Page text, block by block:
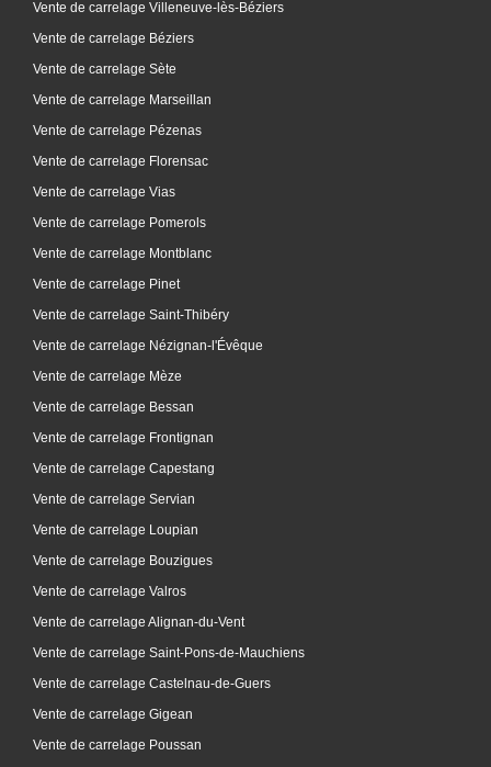
Vente de carrelage Villeneuve-lès-Béziers
Vente de carrelage Béziers
Vente de carrelage Sète
Vente de carrelage Marseillan
Vente de carrelage Pézenas
Vente de carrelage Florensac
Vente de carrelage Vias
Vente de carrelage Pomerols
Vente de carrelage Montblanc
Vente de carrelage Pinet
Vente de carrelage Saint-Thibéry
Vente de carrelage Nézignan-l'Évêque
Vente de carrelage Mèze
Vente de carrelage Bessan
Vente de carrelage Frontignan
Vente de carrelage Capestang
Vente de carrelage Servian
Vente de carrelage Loupian
Vente de carrelage Bouzigues
Vente de carrelage Valros
Vente de carrelage Alignan-du-Vent
Vente de carrelage Saint-Pons-de-Mauchiens
Vente de carrelage Castelnau-de-Guers
Vente de carrelage Gigean
Vente de carrelage Poussan